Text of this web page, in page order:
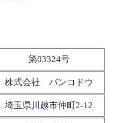
第03324号
株式会社 バンコドウ
埼玉県川越市仲町2-12